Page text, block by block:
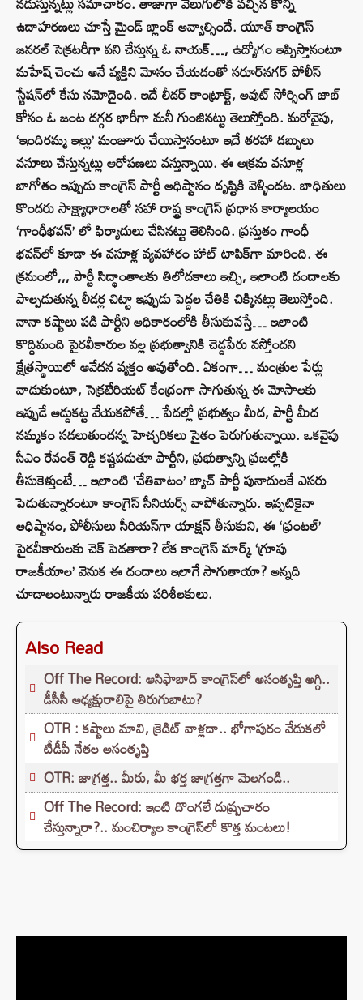
ఉదాహరణలు చూస్తే మైండ్ బ్లాంక్ అవ్వాల్సిందే. యూత్ కాంగ్రెస్
జనరల్ సెక్రటరీగా పని చేస్తున్న ఓ నాయక్…, ఉద్యోగం ఇప్పిస్తానంటూ
మహేష్ చెంచు అనే వ్యక్తిని మోసం చేయడంతో సరూర్‌నగర్ పోలీస్
స్టేషన్‌లో కేసు నమోదైంది. ఇదే లీడర్ కాంట్రాక్ట్, అవుట్ సోర్సింగ్ జాబ్‌
కోసం ఓ జంట దగ్గర భారీగా మనీ గుంజినట్టు తెలుస్తోంది. మరోవైపు,
‘ఇందిరమ్మ ఇల్లు’ మంజూరు చేయిస్తానంటూ ఇదే తరహా డబ్బులు
వసూలు చేస్తున్నట్లు ఆరోపణలు వస్తున్నాయి. ఈ అక్రమ వసూళ్ల
బాగోతం ఇప్పుడు కాంగ్రెస్ పార్టీ అధిష్టానం దృష్టికి వెళ్ళిందట. బాధితులు
కొందరు సాక్ష్యాధారాలతో సహా రాష్ట్ర కాంగ్రెస్ ప్రధాన కార్యాలయం
‘గాంధీభవన్’ లో ఫిర్యాదులు చేసినట్టు తెలిసింది. ప్రస్తుతం గాంధీ
భవన్‌లో కూడా ఈ వసూళ్ల వ్యవహారం హాట్ టాపిక్‌గా మారింది. ఈ
క్రమంలో,,, పార్టీ సిద్ధాంతాలకు తిలోదకాలు ఇచ్చి, ఇలాంటి దందాలకు
పాల్పడుతున్న లీడర్ల చిట్టా ఇప్పుడు పెద్దల చేతికి చిక్కినట్లు తెలుస్తోంది.
నానా కష్టాలు పడి పార్టీని అధికారంలోకి తీసుకువస్తే… ఇలాంటి
కొద్దిమంది పైరవీకారుల వల్ల ప్రభుత్వానికి చెడ్డపేరు వస్తోందని
క్షేత్రస్థాయిలో ఆవేదన వ్యక్తం అవుతోంది. ఏకంగా… మంత్రుల పేర్లు
వాడుకుంటూ, సెక్రటేరియట్ కేంద్రంగా సాగుతున్న ఈ మోసాలకు
ఇప్పుడే అడ్డుకట్ట వేయకపోతే… పేదల్లో ప్రభుత్వం మీద, పార్టీ మీద
నమ్మకం సడలుతుందన్న హెచ్చరికలు సైతం పెరుగుతున్నాయి. ఒకవైపు
సీఎం రేవంత్ రెడ్డి కష్టపడుతూ పార్టీని, ప్రభుత్వాన్ని ప్రజల్లోకి
తీసుకెళ్తుంటే… ఇలాంటి ‘చేతివాటం’ బ్యాచ్‌ పార్టీ పునాదులకే ఎసరు
పెడుతున్నారంటూ కాంగ్రెస్‌ సీనియర్స్‌ వాపోతున్నారు. ఇప్పటికైనా
అధిష్టానం, పోలీసులు సీరియస్‌గా యాక్షన్ తీసుకుని, ఈ ‘ఫ్రంటల్’
పైరవీకారులకు చెక్ పెడతారా? లేక కాంగ్రెస్ మార్క్ ‘గ్రూపు
రాజకీయాల’ వెనుక ఈ దందాలు ఇలాగే సాగుతాయా? అన్నది
చూడాలంటున్నారు రాజకీయ పరిశీలకులు.
Also Read
Off The Record: ఆసిఫాబాద్ కాంగ్రెస్‌లో అసంతృప్తి అగ్గి..
డీసీసీ అధ్యక్షురాలిపై తిరుగుబాటు?
OTR : కష్టాలు మావి, క్రెడిట్ వాళ్లదా.. భోగాపురం వేడుకలో
టీడీపీ నేతల అసంతృప్తి
OTR: జాగ్రత్త.. మీరు, మీ భర్త జాగ్రత్తగా మెలగండి..
Off The Record: ఇంటి దొంగలే దుష్ప్రచారం
చేస్తున్నారా?.. మంచిర్యాల కాంగ్రెస్‌లో కొత్త మంటలు!